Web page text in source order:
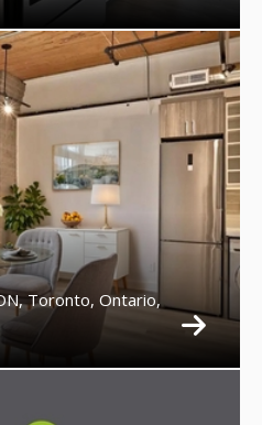
Toronto, Ontario,